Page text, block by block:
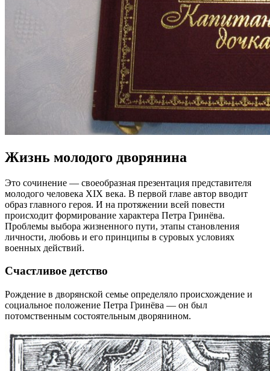
Жизнь молодого дворянина
Это сочинение — своеобразная презентация представителя
молодого человека XIX века. В первой главе автор вводит
образ главного героя. И на протяжении всей повести
происходит формирование характера Петра Гринёва.
Проблемы выбора жизненного пути, этапы становления
личности, любовь и его принципы в суровых условиях
военных действий.
Счастливое детство
Рождение в дворянской семье определяло происхождение и
социальное положение Петра Гринёва — он был
потомственным состоятельным дворянином.